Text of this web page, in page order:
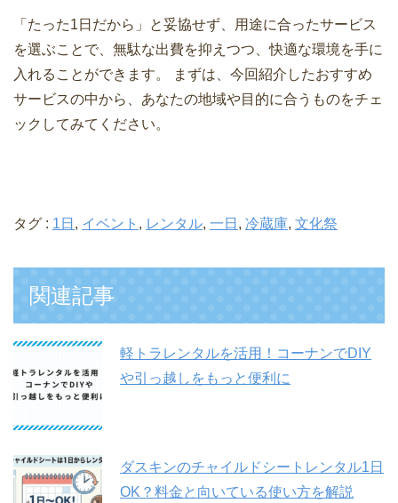
「たった1日だから」と妥協せず、用途に合ったサービス
を選ぶことで、無駄な出費を抑えつつ、快適な環境を手に
入れることができます。 まずは、今回紹介したおすすめ
サービスの中から、あなたの地域や目的に合うものをチェ
ックしてみてください。
タグ : 1日 , イベント , レンタル, 一日 , 冷蔵庫, 文化祭
関連記事
軽トラレンタルを活用！コーナンでDIY
や引っ越しをもっと便利に
ダスキンのチャイルドシートレンタル1日
OK？料金と向いている使い方を解説